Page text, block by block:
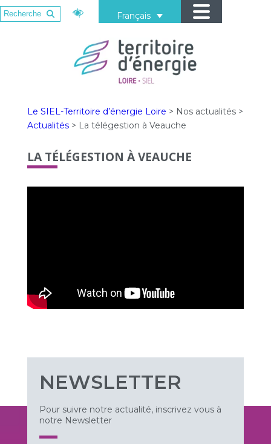
Français
Le SIEL-Territoire d’énergie Loire > Nos actualités>
Actualités > La télégestion à Veauche
LA TÉLÉGESTION À VEAUCHE
NEWSLETTER
Pour suivre notre actualité, inscrivez vous à
notre Newsletter